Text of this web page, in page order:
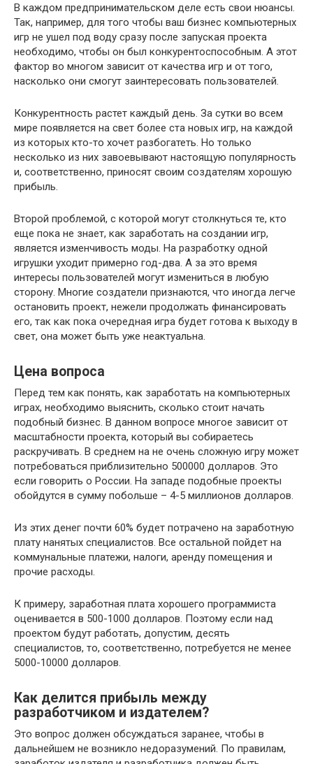
В каждом предпринимательском деле есть свои нюансы.
Так, например, для того чтобы ваш бизнес компьютерных
игр не ушел под воду сразу после запуская проекта
необходимо, чтобы он был конкурентоспособным. А этот
фактор во многом зависит от качества игр и от того,
насколько они смогут заинтересовать пользователей.
Конкурентность растет каждый день. За сутки во всем
мире появляется на свет более ста новых игр, на каждой
из которых кто-то хочет разбогатеть. Но только
несколько из них завоевывают настоящую популярность
и, соответственно, приносят своим создателям хорошую
прибыль.
Второй проблемой, с которой могут столкнуться те, кто
еще пока не знает, как заработать на создании игр,
является изменчивость моды. На разработку одной
игрушки уходит примерно год-два. А за это время
интересы пользователей могут измениться в любую
сторону. Многие создатели признаются, что иногда легче
остановить проект, нежели продолжать финансировать
его, так как пока очередная игра будет готова к выходу в
свет, она может быть уже неактуальна.
Цена вопроса
Перед тем как понять, как заработать на компьютерных
играх, необходимо выяснить, сколько стоит начать
подобный бизнес. В данном вопросе многое зависит от
масштабности проекта, который вы собираетесь
раскручивать. В среднем на не очень сложную игру может
потребоваться приблизительно 500000 долларов. Это
если говорить о России. На западе подобные проекты
обойдутся в сумму побольше – 4-5 миллионов долларов.
Из этих денег почти 60% будет потрачено на заработную
плату нанятых специалистов. Все остальной пойдет на
коммунальные платежи, налоги, аренду помещения и
прочие расходы.
К примеру, заработная плата хорошего программиста
оценивается в 500-1000 долларов. Поэтому если над
проектом будут работать, допустим, десять
специалистов, то, соответственно, потребуется не менее
5000-10000 долларов.
Как делится прибыль между
разработчиком и издателем?
Это вопрос должен обсуждаться заранее, чтобы в
дальнейшем не возникло недоразумений. По правилам,